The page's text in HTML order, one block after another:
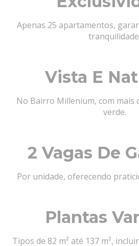
Apenas 25 apartamentos,
Vista E
No Bairro Millenium, com mais
verde.
2 Vagas De
Por unidade, oferecendo
Plantas
Tipos de 82 m² até 137 m²,